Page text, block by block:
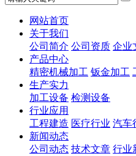
网站首页
关于我们
公司简介 公司资质 企业
产品中心
精密机械加工 钣金加工
生产实力
加工设备 检测设备
行业应用
工程建造 医疗行业 汽车
新闻动态
公司动态 技术文章 行业